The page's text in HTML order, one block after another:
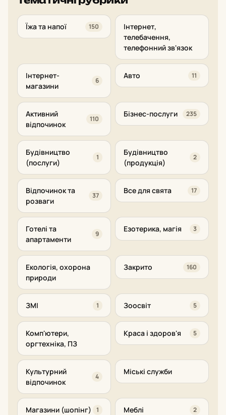
Їжа та напої 150
Інтернет,
телебачення,
телефонний зв'язок
Інтернет-
магазини
6
Авто 11
Активний
відпочинок
110
Бізнес-послуги 235
Будівництво
(послуги)
1
Будівництво
(продукція)
2
Відпочинок та
розваги
37
Все для свята 17
Готелі та
апартаменти
9
Езотерика, магія 3
Екологія, охорона
природи
Закрито 160
ЗМІ 1 Зоосвіт 5
Комп'ютери,
оргтехніка, ПЗ
Краса і здоров'я 5
Культурний
відпочинок
4
Міські служби
Магазини (шопінг) 1 Меблі 2